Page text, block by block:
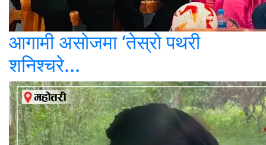
आगामी असोजमा ‘तेस्रो पथरी
शनिश्चरे...